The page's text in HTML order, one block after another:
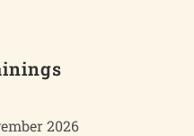
2026